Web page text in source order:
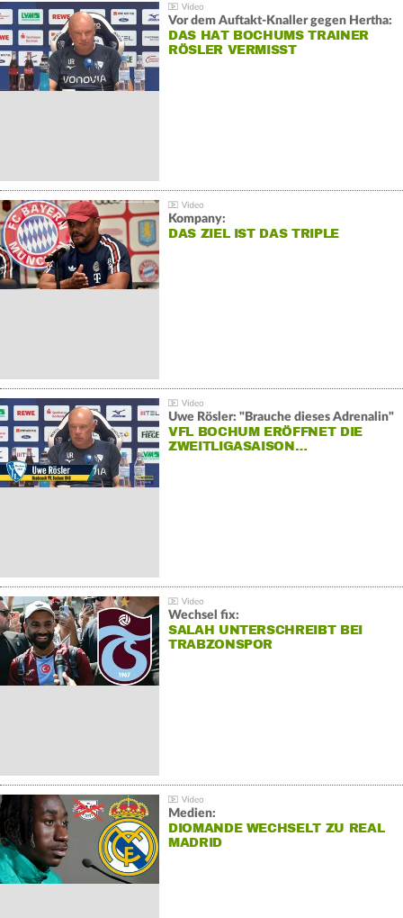
Vor dem Auftakt-Knaller gegen Hertha:
DAS HAT BOCHUMS TRAINER
RÖSLER VERMISST
Kompany:
DAS ZIEL IST DAS TRIPLE
Uwe Rösler: "Brauche dieses Adrenalin"
VFL BOCHUM ERÖFFNET DIE
ZWEITLIGASAISON…
Wechsel fix:
SALAH UNTERSCHREIBT BEI
TRABZONSPOR
Medien:
DIOMANDE WECHSELT ZU REAL
MADRID